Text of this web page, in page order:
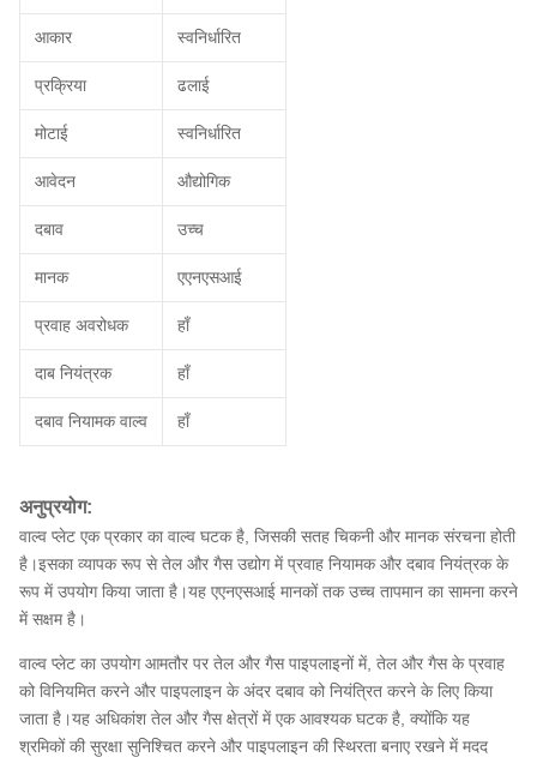
आकार स्वनिर्धारित
प्रक्रिया ढलाई
मोटाई स्वनिर्धारित
आवेदन औद्योगिक
दबाव उच्च
मानक एएनएसआई
प्रवाह अवरोधक हाँ
दाब नियंत्रक हाँ
दबाव नियामक वाल्व हाँ
अनुप्रयोग:
वाल्व प्लेट एक प्रकार का वाल्व घटक है, जिसकी सतह चिकनी और मानक संरचना होती
है।इसका व्यापक रूप से तेल और गैस उद्योग में प्रवाह नियामक और दबाव नियंत्रक के
रूप में उपयोग किया जाता है।यह एएनएसआई मानकों तक उच्च तापमान का सामना करने
में सक्षम है।
वाल्व प्लेट का उपयोग आमतौर पर तेल और गैस पाइपलाइनों में, तेल और गैस के प्रवाह
को विनियमित करने और पाइपलाइन के अंदर दबाव को नियंत्रित करने के लिए किया
जाता है।यह अधिकांश तेल और गैस क्षेत्रों में एक आवश्यक घटक है, क्योंकि यह
श्रमिकों की सुरक्षा सुनिश्चित करने और पाइपलाइन की स्थिरता बनाए रखने में मदद